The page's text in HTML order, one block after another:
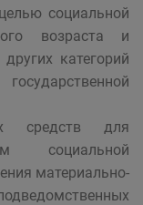
социальной
возраста и
категорий
средств для
социальной
материально-